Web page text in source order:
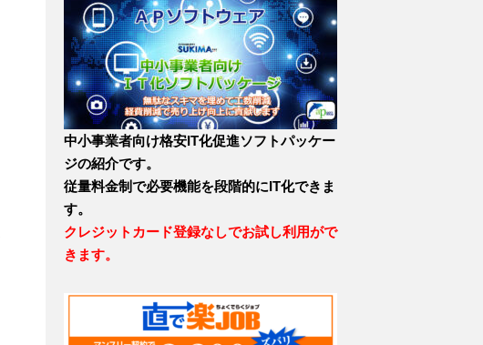
中小事業者向け格安IT化促進ソフトパッケー
ジの紹介です。
従量料金制で必要機能を段階的にIT化できま
す。
クレジットカード登録なしでお試し利用がで
きます。